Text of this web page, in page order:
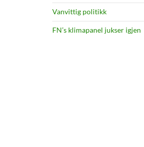
Vanvittig politikk
FN’s klimapanel jukser igjen